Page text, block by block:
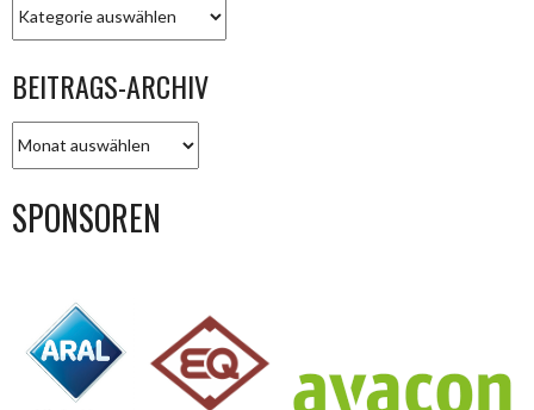
BEITRAGS-ARCHIV
ARCHIV
SPONSOREN